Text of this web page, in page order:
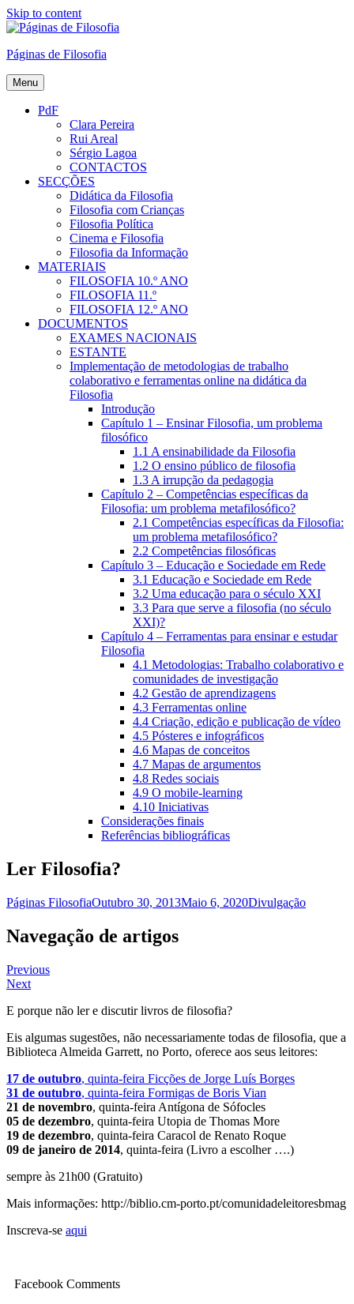
Skip to content
Páginas de Filosofia
Menu
PdF
Clara Pereira
Rui Areal
Sérgio Lagoa
CONTACTOS
SECÇÕES
Didática da Filosofia
Filosofia com Crianças
Filosofia Política
Cinema e Filosofia
Filosofia da Informação
MATERIAIS
FILOSOFIA 10.º ANO
FILOSOFIA 11.º
FILOSOFIA 12.º ANO
DOCUMENTOS
EXAMES NACIONAIS
ESTANTE
Implementação de metodologias de trabalho
colaborativo e ferramentas online na didática da
Filosofia
Introdução
Capítulo 1 – Ensinar Filosofia, um problema
filosófico
1.1 A ensinabilidade da Filosofia
1.2 O ensino público de filosofia
1.3 A irrupção da pedagogia
Capítulo 2 – Competências específicas da
Filosofia: um problema metafilosófico?
2.1 Competências específicas da Filosofia:
um problema metafilosófico?
2.2 Competências filosóficas
Capítulo 3 – Educação e Sociedade em Rede
3.1 Educação e Sociedade em Rede
3.2 Uma educação para o século XXI
3.3 Para que serve a filosofia (no século
XXI)?
Capítulo 4 – Ferramentas para ensinar e estudar
Filosofia
4.1 Metodologias: Trabalho colaborativo e
comunidades de investigação
4.2 Gestão de aprendizagens
4.3 Ferramentas online
4.4 Criação, edição e publicação de vídeo
4.5 Pósteres e infográficos
4.6 Mapas de conceitos
4.7 Mapas de argumentos
4.8 Redes sociais
4.9 O mobile-learning
4.10 Iniciativas
Considerações finais
Referências bibliográficas
Ler Filosofia?
Páginas FilosofiaOutubro 30, 2013Maio 6, 2020Divulgação
Navegação de artigos
Previous
Next
E porque não ler e discutir livros de filosofia?
Eis algumas sugestões, não necessariamente todas de filosofia, que a
Biblioteca Almeida Garrett, no Porto, oferece aos seus leitores:
17 de outubro, quinta-feira Ficções de Jorge Luís Borges
31 de outubro, quinta-feira Formigas de Boris Vian
21 de novembro, quinta-feira Antígona de Sófocles
05 de dezembro, quinta-feira Utopia de Thomas More
19 de dezembro, quinta-feira Caracol de Renato Roque
09 de janeiro de 2014, quinta-feira (Livro a escolher ….)
sempre às 21h00 (Gratuito)
Mais informações: http://biblio.cm-porto.pt/comunidadeleitoresbmag
Inscreva-se aqui
Facebook Comments